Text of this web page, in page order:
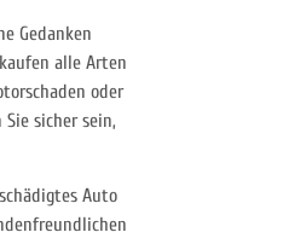
Gedanken
alle Arten
oder
sicher sein,
Auto